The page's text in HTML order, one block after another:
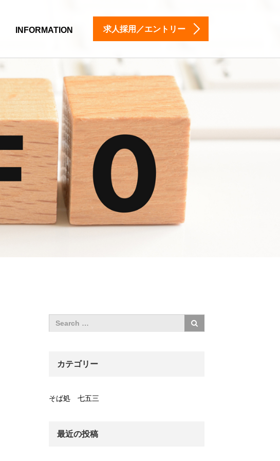
INFORMATION 求人採用／エントリー
カテゴリー
そば処 七五三
最近の投稿